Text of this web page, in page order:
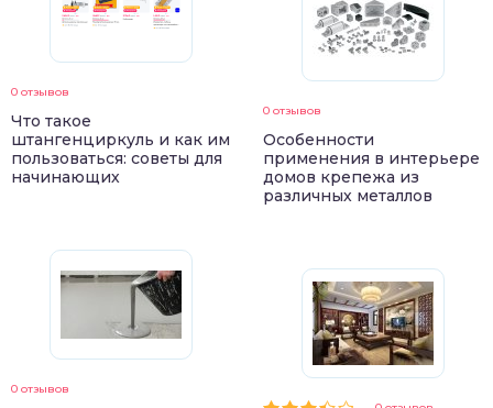
0 отзывов
Что такое
штангенциркуль и как им
пользоваться: советы для
начинающих
0 отзывов
0 отзывов
Особенности
применения в интерьере
домов крепежа из
различных металлов